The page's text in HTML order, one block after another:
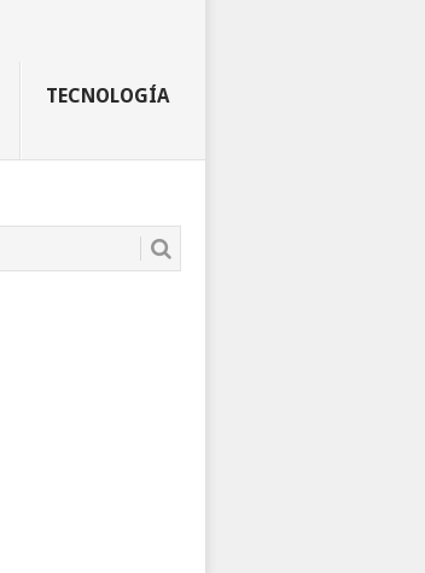
TECNOLOGÍA